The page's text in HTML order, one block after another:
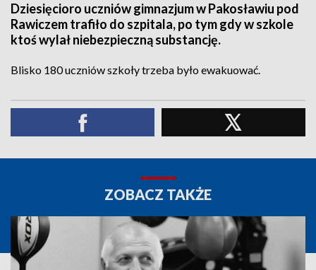
Dziesięcioro uczniów gimnazjum w Pakosławiu pod
Rawiczem trafiło do szpitala, po tym gdy w szkole
ktoś wylał niebezpieczną substancję.
Blisko 180 uczniów szkoły trzeba było ewakuować.
ZOBACZ TAKŻE